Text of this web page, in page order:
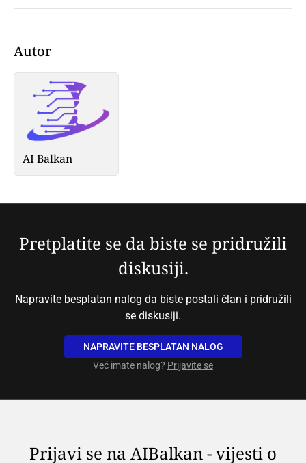
Autor
AI Balkan
Pretplatite se da biste se pridružili
diskusiji.
Napravite besplatan nalog da biste postali član i pridružili
se diskusiji.
NAPRAVITE BESPLATAN NALOG
Već imate nalog? Prijavite se
Prijavi se na AIBalkan - vijesti o